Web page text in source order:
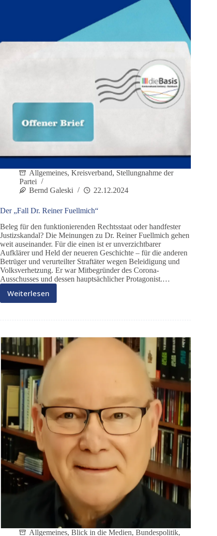
Allgemeines, Kreisverband, Stellungnahme der
Partei
Bernd Galeski
22.12.2024
Der „Fall Dr. Reiner Fuellmich“
Beleg für den funktionierenden Rechtsstaat oder handfester
Justizskandal? Die Meinungen zu Dr. Reiner Fuellmich gehen
weit auseinander. Für die einen ist er unverzichtbarer
Aufklärer und Held der neueren Geschichte – für die anderen
Betrüger und verurteilter Straftäter wegen Beleidigung und
Volksverhetzung. Er war Mitbegründer des Corona-
Ausschusses und dessen hauptsächlicher Protagonist.…
Weiterlesen
Der
Fuellmich“
Allgemeines, Blick in die Medien, Bundespolitik,